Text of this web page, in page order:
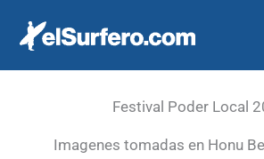
Festival Poder Local
Imagenes tomadas en Honu